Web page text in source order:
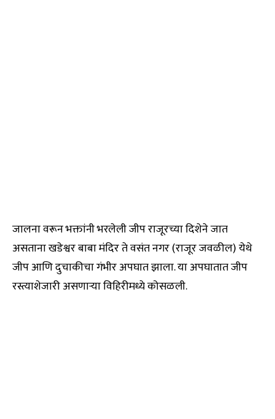
जालना वरून भक्तांनी भरलेली जीप राजूरच्या दिशेने जात
असताना खडेश्वर बाबा मंदिर ते वसंत नगर (राजूर जवळील) येथे
जीप आणि दुचाकीचा गंभीर अपघात झाला. या अपघातात जीप
रस्त्याशेजारी असणाऱ्या विहिरीमध्ये कोसळली.